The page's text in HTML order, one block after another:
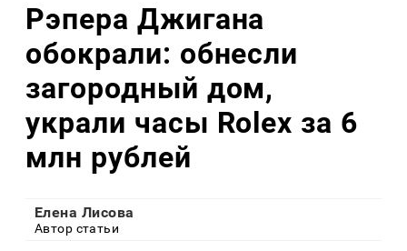
Рэпера Джигана
обокрали: обнесли
загородный дом,
украли часы Rolex за 6
млн рублей
Елена Лисова
Автор статьи